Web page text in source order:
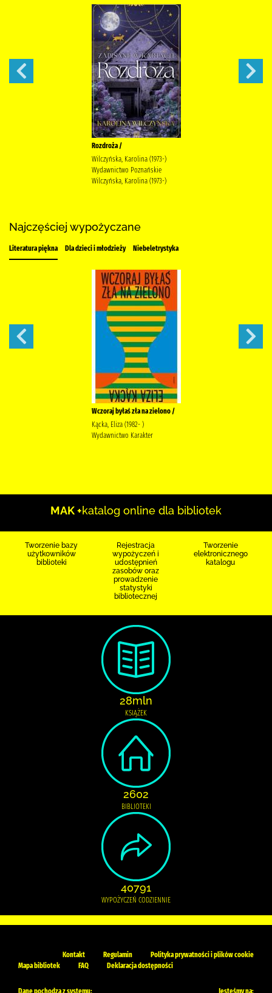
Rozdroża /
Wilczyńska, Karolina (1973-)
Wydawnictwo Poznańskie
Wilczyńska, Karolina (1973-)
Najczęściej wypożyczane
Literatura piękna Dla dzieci i młodzieży Niebeletrystyka
Wczoraj byłaś zła na zielono /
Kącka, Eliza (1982- )
Wydawnictwo Karakter
MAK +katalog online dla bibliotek
Tworzenie bazy
użytkowników
biblioteki
Rejestracja
wypożyczeń i
udostępnień
zasobów oraz
prowadzenie
statystyki
bibliotecznej
Tworzenie
elektronicznego
katalogu
28mln
KSIĄŻEK
2602
BIBLIOTEKI
40791
WYPOŻYCZEŃ CODZIENNIE
Kontakt Regulamin
Polityka prywatności i plików cookie
Mapa bibliotek
FAQ Deklaracja dostępności
Dane pochodzą z systemu: Jesteśmy na: